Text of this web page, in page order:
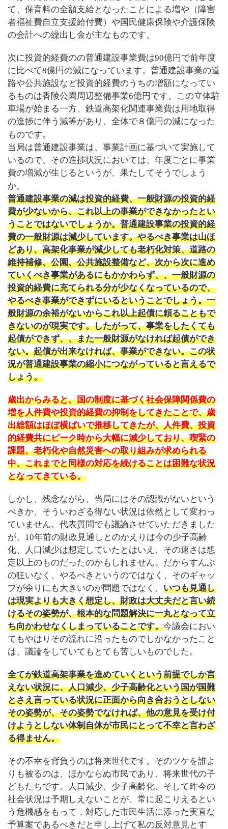
て、保育料の全額支給となったことによる増や（障害
者福祉費自立支援給付費）や国民健康保険や介護保険
の会計への繰出し金が主なものです。
次に投資的経費のの普通建設事業費は90億円で前年度
に比べて8億円の減になっています。 普通建設事業の道
路や公共施設など投資的経費のうちの増額になってい
るものは香陵公園周辺整備事業6億円です。この立体駐
車場が始まる一方、鉄道高架化関連事業費は用地取得
の進捗に伴う減等があり、全体で８億円の減になった
ものです。
当局は普通建設事業は、事業計画に基づいて実施して
いるので、その進捗状況においては、年度ごとに事業
費の増減が生じるというが、果たしてそうでしょう
か。
普通建設事業の減は投資的経費、一般財源の投資的経
費が少ないから、これ以上の事業ができなかったとい
うことではないでしょうか。普通建設事業の投資的経
費の一般財源は減少しています。やるべき事業は山ほ
どあり、高架化事業が減少しても老朽化対策、道路の
維持補修、公園、公共施設整備など、次から次に進め
ていくべき事業があるにもかかわらず、、一般財源の
投資的経費に充てられる分が少なくなっているので、
やるべき事業ができずにいるということでしょう。一
般財源の余裕がないからこれ以上起債に頼ることもで
きないのが現実です。したがって、事業をしたくても
起債ができず、、また一般財源がなければ起債ができ
ない。起債が出来なければ、事業ができない。この状
況が普通建設事業の縮小につながっていると言えるで
しょう。
歳出からみると、国の制度に基づく社会保障関係費の
増を人件費や投資的経費の抑制をしてきたことで、歳
出総額はほぼ横ばいで推移してきたが、人件費、投資
的経費共にピーク時から大幅に減少しており、喫緊の
課題、老朽化や自然災害への取り組みが求められる
中、これまでと同様の対応を続けることは困難な状況
となってきている。
しかし、残念ながら、当局にはその認識がないという
べきか、そういわざる得ない状況は依然として変わっ
ていません。代表質問でも議論させていただきました
が、 10年前の財政見通しとのかえりは今の少子高齢
化、人口減少は想定していたとはいえ、その速さは想
定以上のものだったのかもしれません。だからすんぶ
の狂いなく、やるべきというのではなく、そのギャッ
プが余りにも大きいのが問題ではなく、 いつも見通し
は現実よりも大きく想定し、財政は大丈夫だと言い続
けるその姿勢が、根本的な問題解決に一丸となって立
ち向かわせなくしまっていることです。今議会におい
てもやはりその流れに沿ったものでしかなかったこと
は、議論をしていてもとても苦しいものでした。
全てが鉄道高架事業を進めていくという前提でしか言
えない状況に、人口減少、少子高齢化という国が国難
とさえ言っている状況に正面から向き合おうとしない
その姿勢が、その姿勢でなければ、他の意見を受け付
けようとしない体制自体が市民にとって不幸と言わざ
る得ません。
その不幸を背負うのは将来世代です。そのツケを誰よ
りも被るのは、ほかならぬ市民であり、将来世代の子
どもたちです。人口減少、少子高齢化、そして昨今の
社会状況は予期しえないことが、常に起こりえるとい
う危機感をもって，対応した市民生活に添った実直な
予算案であるべきだと申し上げて私の反対意見とす